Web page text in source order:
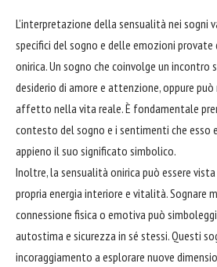
L’interpretazione della sensualità nei sogni
specifici del sogno e delle emozioni provate
onirica. Un sogno che coinvolge un incontro
desiderio di amore e attenzione, oppure
affetto nella vita reale. È fondamentale
contesto del sogno e i sentimenti che esso
appieno il suo significato simbolico.
Inoltre, la sensualità onirica può essere
propria energia interiore e vitalità. Sognare
connessione fisica o emotiva può
autostima e sicurezza in sé stessi. Questi
incoraggiamento a esplorare nuove